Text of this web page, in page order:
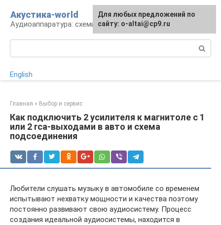
контенту
Акустика-world
Аудиоаппаратура: схемы и работа
English
Главная » Выбор и сервис
Как подключить 2 усилителя к магнитоле с 1
или 2 rca-выходами в авто и схема
подсоединения
Любители слушать музыку в автомобиле со временем
испытывают нехватку мощности и качества поэтому
постоянно развивают свою аудиосистему. Процесс
создания идеальной аудиосистемы, находится в
Для любых предложений по
сайту: o-altai@cp9.ru